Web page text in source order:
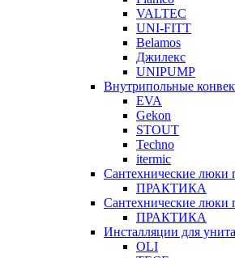
VALTEC
UNI-FITT
Belamos
Джилекс
UNIPUMP
Внутрипольные
EVA
Gekon
STOUT
Techno
itermic
Сантехнические люки
ПРАКТИКА
Сантехнические люки
ПРАКТИКА
Инсталляции для
OLI